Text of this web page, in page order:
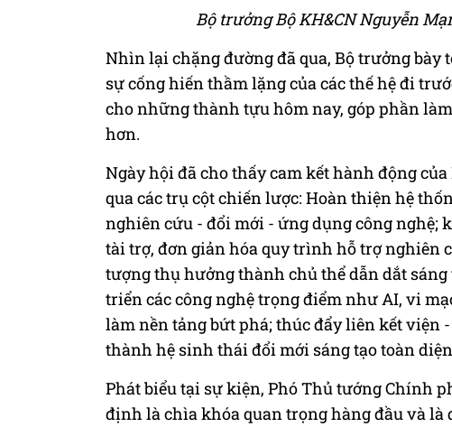
Bộ trưởng Bộ KH&CN Nguyễn
Nhìn lại chặng đường đã qua, Bộ trưởng bày
sự cống hiến thầm lặng của các thế hệ đi
cho những thành tựu hôm nay, góp phần
hơn.
Ngày hội đã cho thấy cam kết hành động
qua các trụ cột chiến lược: Hoàn thiện hệ
nghiên cứu - đổi mới - ứng dụng công
tài trợ, đơn giản hóa quy trình hỗ trợ
tượng thụ hưởng thành chủ thể dẫn dắt
triển các công nghệ trọng điểm như AI, vi
làm nền tảng bứt phá; thúc đẩy liên kết
thành hệ sinh thái đổi mới sáng tạo toàn
Phát biểu tại sự kiện, Phó Thủ tướng Chính
định là chìa khóa quan trọng hàng đầu và